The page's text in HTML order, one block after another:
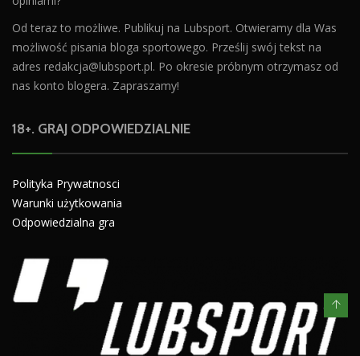
Od teraz to możliwe. Publikuj na Lubsport. Otwieramy dla Was
możliwość pisania bloga sportowego. Prześlij swój tekst na
adres redakcja@lubsport.pl. Po okresie próbnym otrzymasz od
nas konto blogera. Zapraszamy!
18+. GRAJ ODPOWIEDZIALNIE
Polityka Prywatnosci
Warunki użytkowania
Odpowiedzialna gra